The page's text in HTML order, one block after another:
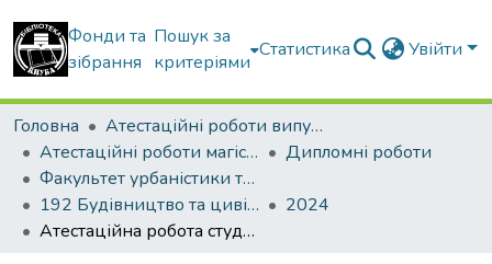
Фонди та
зібрання
Пошук за
критеріями
Статистика Увійти
Головна
Атестаційні роботи випускників
Атестаційні роботи магістрів
Дипломні роботи
Факультет урбаністики та просторового планування
192 Будівництво та цивільна інженерія. Урбаністика та просторове планування
2024
Атестаційна робота студента Алешкова Олександра Валерійовича